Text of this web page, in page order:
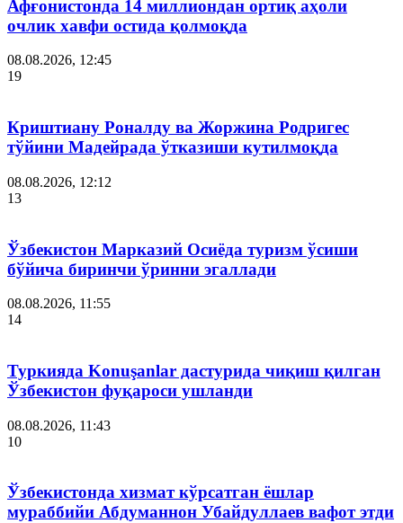
Афғонистонда 14 миллиондан ортиқ аҳоли
очлик хавфи остида қолмоқда
08.08.2026, 12:45
19
Криштиану Роналду ва Жоржина Родригес
тўйини Мадейрада ўтказиши кутилмоқда
08.08.2026, 12:12
13
Ўзбекистон Марказий Осиёда туризм ўсиши
бўйича биринчи ўринни эгаллади
08.08.2026, 11:55
14
Туркияда Konuşanlar дастурида чиқиш қилган
Ўзбекистон фуқароси ушланди
08.08.2026, 11:43
10
Ўзбекистонда хизмат кўрсатган ёшлар
мураббийи Абдуманнон Убайдуллаев вафот этди